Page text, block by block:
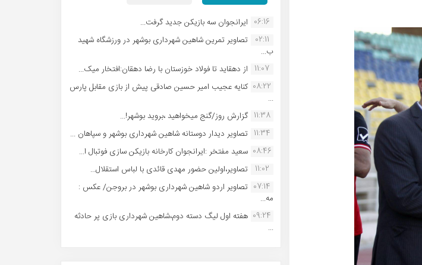
06:16 ایرانجوان سه بازیکن جدید گرفت...
02:11
تصاویر تمرین شاهین شهردارى بوشهر در ورزشگاه شهید
ب...
11:07 از دهقاید تا فولاد خوزستان با رضا دهقان:افتخار میک...
08:22 کنایه عجیب امیر حسین صادقی پیش از بازی مقابل پارس
...
11:38 گزارش روز/گنج میخواهید ،بروید بوشهر!...
11:34 تصاویر دیدار دوستانه شاهین شهردارى بوشهر و سپاهان ...
08:46 سعید مفتخر :ایرانجوان کارخانه بازیکن سازی فوتبال ا...
11:02
تصاویر،اولین حضور مهدی قائدی با لباس استقلال...
07:14 تصاویر اردو شاهین شهرداری بوشهر در بروجن/ عکس :
مه...
09:24 هفته اول لیگ دسته دوم،شاهین شهرداری بازی پر حادثه
...